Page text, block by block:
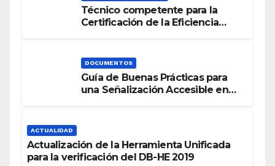
Técnico competente para la
Certificación de la Eficiencia
DOCUMENTOS
Guía de Buenas Prácticas para
una Señalización Accesible en
ACTUALIDAD
Actualización de la Herramienta Unificada
para la verificación del DB-HE 2019